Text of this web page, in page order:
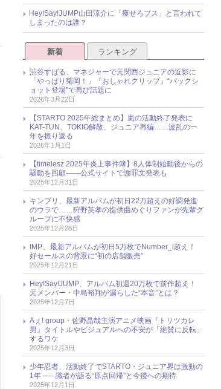
Hey!Say!JUMP山田涼介に「痩せろブス」と言われて
しまったのは誰？
新着 ランキング
渋谷すばる、マネジャーで元関西ジュニアの近影に
「やっぱり菊岡！」『おしゃれクリップ』“バックシ
ョット登場”で再び話題に
2026年3月22日
【STARTO 2025年総まとめ】嵐の活動終了発表に
KAT-TUN、TOKIO解散、ジュニア再編……波乱の一
年を振り返る
2026年1月1日
【timelesz 2025年炎上事件簿】8人体制始動後からの
騒動を回顧――公式サイトで謝罪文発表も
2025年12月31日
キンプリ、最新アルバムが初日22万超えの好調発進
のウラで……狩野英孝の提供曲めぐりファンが先輩グ
ループに不快感
2025年12月28日
IMP.、最新アルバムが初日5万枚でNumber_i超え！
好セールスの背景に“初の店舗販売”
2025年12月21日
Hey!Say!JUMP、アルバム初週20万枚で前作超え！
元メンバー・中島裕翔が漏らした“本音”とは？
2025年12月7日
Aぇ! group・佐野晶哉主演アニメ映画『トリツカレ
男』タイトルやビジュアルへの不安が「絶賛に反転」
するワケ
2025年12月3日
少年忍者、活動終了でSTARTO・ジュニア界は激動の
1年 ── 識者が語る“原点回帰”と今後への期待
2025年12月1日